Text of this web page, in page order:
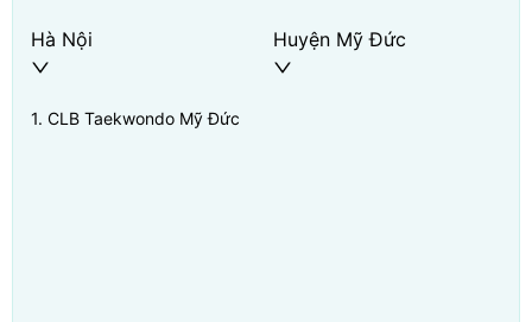
Hà Nội Huyện Mỹ Đức
1. CLB Taekwondo Mỹ Đức